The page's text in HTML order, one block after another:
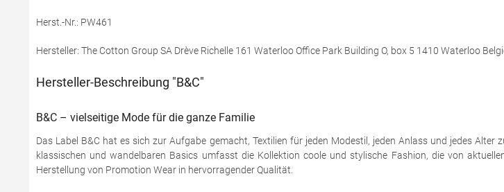
Herst.-Nr.: PW461
Hersteller: The Cotton Group SA Drève Richelle 161 Waterloo Office Park Building O, box 5 1410 Waterloo
Hersteller-Beschreibung "B&C"
B&C – vielseitige Mode für die ganze Familie
Das Label B&C hat es sich zur Aufgabe gemacht, Textilien für jeden Modestil, jeden Anlass und jedes
klassischen und wandelbaren Basics umfasst die Kollektion coole und stylische Fashion, die von
Herstellung von Promotion Wear in hervorragender Qualität.